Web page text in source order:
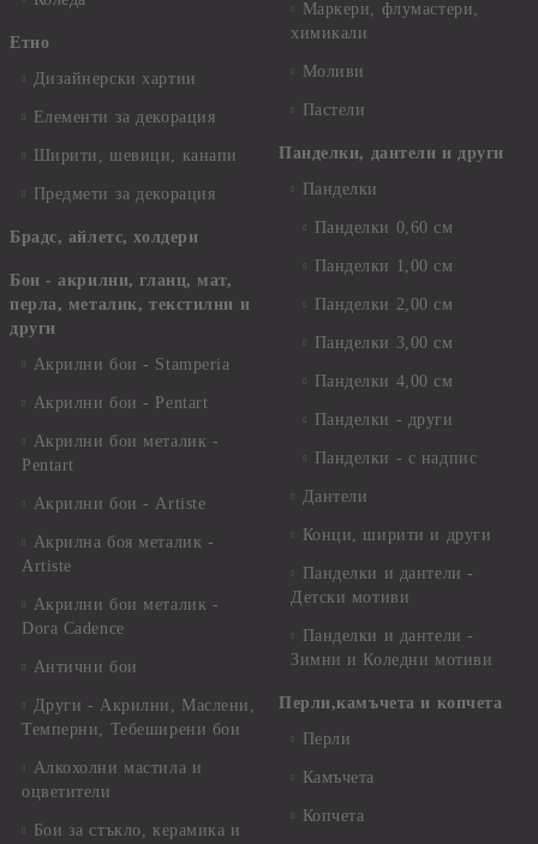
Етно
Дизайнерски хартии
Елементи за декорация
Ширити, шевици, канапи
Предмети за декорация
Брадс, айлетс, холдери
Бои - акрилни, гланц, мат,
перла, металик, текстилни и
други
Акрилни бои - Stamperia
Акрилни бои - Pentart
Акрилни бои металик -
Pentart
Акрилни бои - Artiste
Акрилна боя металик -
Artiste
Акрилни бои металик -
Dora Cadence
Антични бои
Други - Акрилни, Маслени,
Темперни, Тебеширени бои
Алкохолни мастила и
оцветители
Бои за стъкло, керамика и
Маркери, флумастери,
химикали
Моливи
Пастели
Панделки, дантели и други
Панделки
Панделки 0,60 см
Панделки 1,00 см
Панделки 2,00 см
Панделки 3,00 см
Панделки 4,00 см
Панделки - други
Панделки - с надпис
Дантели
Конци, ширити и други
Панделки и дантели -
Детски мотиви
Панделки и дантели -
Зимни и Коледни мотиви
Перли,камъчета и копчета
Перли
Камъчета
Копчета